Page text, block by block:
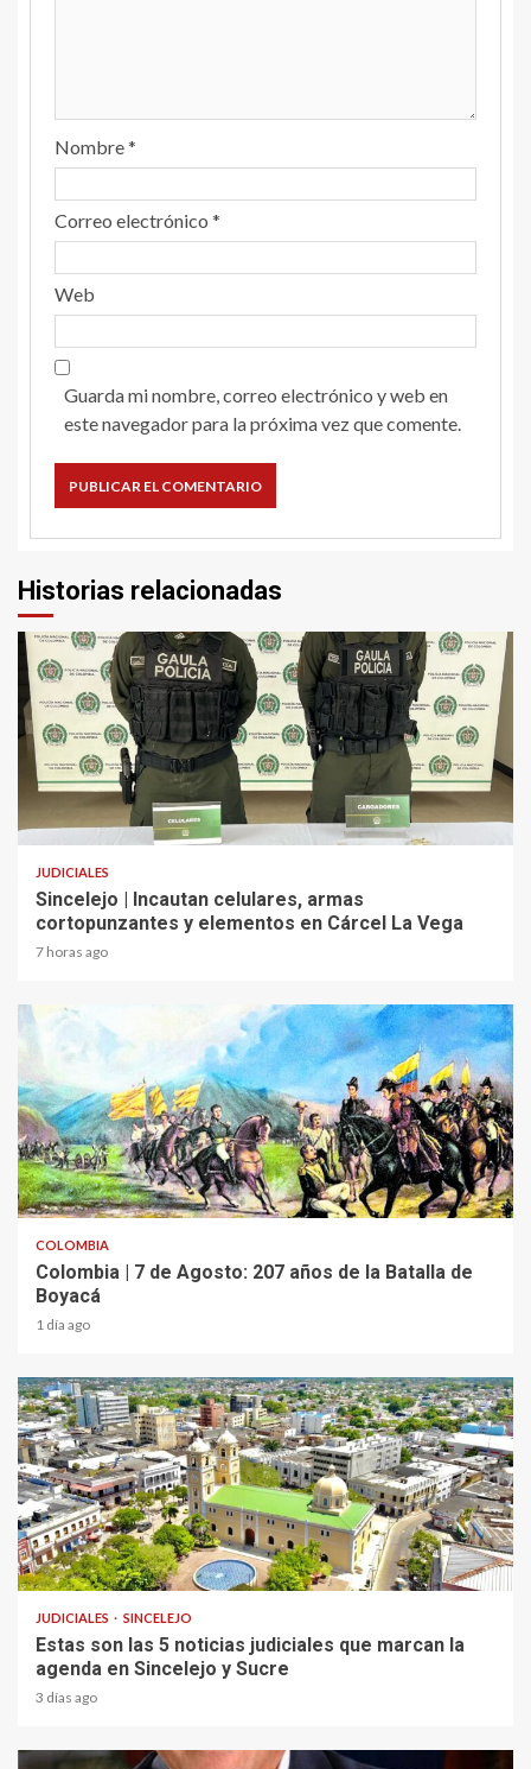
Nombre*
Correo electrónico *
Web
Guarda mi nombre, correo electrónico y web en
este navegador para la próxima vez que comente.
Historias relacionadas
2 min read
JUDICIALES
Sincelejo | Incautan celulares, armas
cortopunzantes y elementos en Cárcel La Vega
7 horas ago
2 min read
COLOMBIA
Colombia | 7 de Agosto: 207 años de la Batalla de
Boyacá
1 día ago
2 min read
JUDICIALES SINCELEJO
Estas son las 5 noticias judiciales que marcan la
agenda en Sincelejo y Sucre
3 días ago